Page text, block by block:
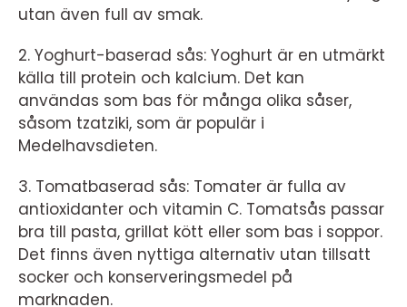
utan även full av smak.
2. Yoghurt-baserad sås: Yoghurt är en utmärkt
källa till protein och kalcium. Det kan
användas som bas för många olika såser,
såsom tzatziki, som är populär i
Medelhavsdieten.
3. Tomatbaserad sås: Tomater är fulla av
antioxidanter och vitamin C. Tomatsås passar
bra till pasta, grillat kött eller som bas i soppor.
Det finns även nyttiga alternativ utan tillsatt
socker och konserveringsmedel på
marknaden.